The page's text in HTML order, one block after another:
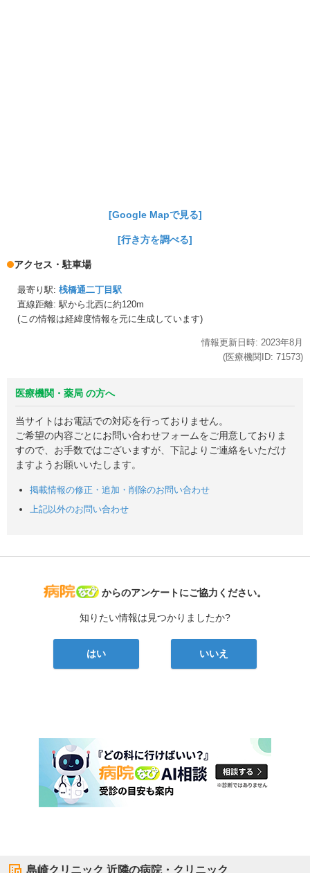
[Google Mapで見る]
[行き方を調べる]
アクセス・駐車場
最寄り駅: 桟橋通二丁目駅
直線距離: 駅から北西に約120m
(この情報は経緯度情報を元に生成しています)
情報更新日時: 2023年8月
(医療機関ID: 71573)
医療機関・薬局 の方へ
当サイトはお電話での対応を行っておりません。
ご希望の内容ごとにお問い合わせフォームをご用意しておりま
すので、お手数ではございますが、下記よりご連絡をいただけ
ますようお願いいたします。
掲載情報の修正・追加・削除のお問い合わせ
上記以外のお問い合わせ
病院なび
からのアンケートにご協力ください。
知りたい情報は見つかりましたか?
はい いいえ
島崎クリニック 近隣の病院・クリニック